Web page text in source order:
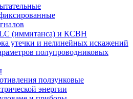
(иммитанса) и КСВН
утечки и нелинейных искажений
полупроводниковых
ползунковые
энергии